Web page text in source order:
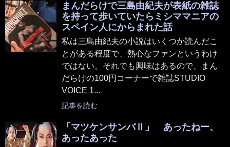
まんだらけで三島由紀夫が表紙の雑誌
を持って歩いていたらミシママニアの
スペイン人にからまれた話
私は三島由紀夫の小説はいくつか読んだこ
とがある程度で、熱心なファンというわけ
ではない。それでも興味はあるので、まん
だらけの100円コーナーで雑誌STUDIO
VOICE 1...
記事を読む
「マツケンサンバⅡ」 あったねー、
あったあった